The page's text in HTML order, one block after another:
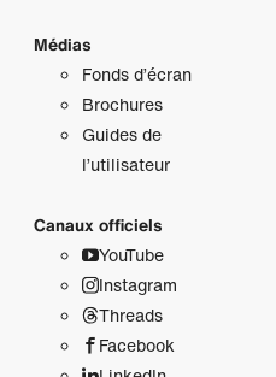
Médias
Fonds d’écran
Brochures
Guides de
l’utilisateur
Canaux officiels
YouTube
Instagram
Threads
Facebook